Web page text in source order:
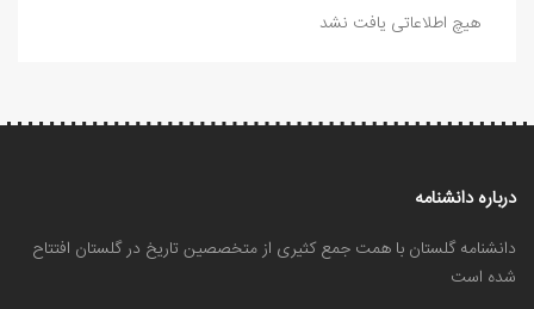
هیچ اطلاعاتی یافت نشد
درباره دانشنامه
دانشنامه گلستان با همت جمع کثیری از متخصصین تاریخ در گلستان افتتاح
شده است